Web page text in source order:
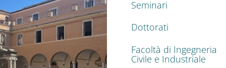
Seminari
Dottorati
Facoltà di Ingegneria
Civile e Industriale